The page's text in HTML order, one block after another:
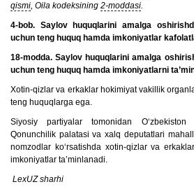
qismi, Oila kodeksining 2-moddasi.
4-bob. Saylov huquqlarini amalga
uchun teng huquq hamda imkoniyatlar
18-modda. Saylov huquqlarini amalga
uchun teng huquq hamda imkoniyatlarni
Xotin-qizlar va erkaklar hokimiyat vakillik
teng huquqlarga ega.
Siyosiy partiyalar tomonidan
Qonunchilik palatasi va xalq deputatlari
nomzodlar ko‘rsatishda xotin-qizlar va
imkoniyatlar ta’minlanadi.
LexUZ sharhi